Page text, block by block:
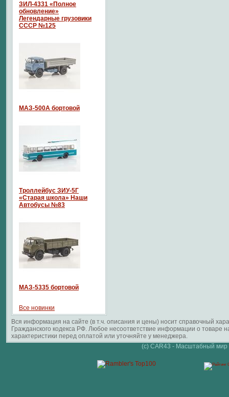
ЗИЛ-4331 «Полное
обновление»
Легендарные грузовики
СССР №125
МАЗ-500А бортовой
Троллейбус ЗИУ-5Г
«Старая школа» Наши
Автобусы №83
МАЗ-5335 бортовой
Все новинки
Вся информация на сайте (в т.ч. описания и цены) носит справочный
Гражданского кодекса РФ. Любое несоответствие информации о
характеристики перед оплатой или уточняйте у менеджера.
(c) CAR43 - Масштабный мир